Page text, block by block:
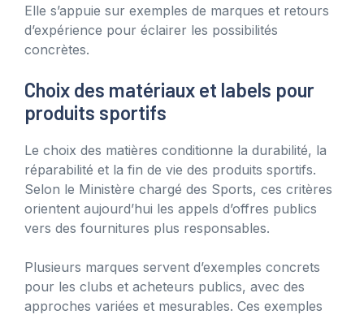
Elle s’appuie sur exemples de marques et retours
d’expérience pour éclairer les possibilités
concrètes.
Choix des matériaux et labels pour
produits sportifs
Le choix des matières conditionne la durabilité, la
réparabilité et la fin de vie des produits sportifs.
Selon le Ministère chargé des Sports, ces critères
orientent aujourd’hui les appels d’offres publics
vers des fournitures plus responsables.
Plusieurs marques servent d’exemples concrets
pour les clubs et acheteurs publics, avec des
approches variées et mesurables. Ces exemples